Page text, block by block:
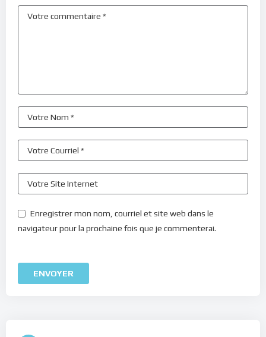
Enregistrer mon nom, courriel et site web dans le
navigateur pour la prochaine fois que je commenterai.